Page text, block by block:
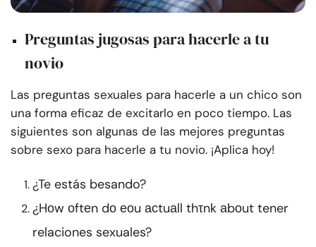
Preguntas jugosas para hacerle a tu
novio
Las preguntas sexuales para hacerle a un chico son
una forma eficaz de excitarlo en poco tiempo. Las
siguientes son algunas de las mejores preguntas
sobre sexo para hacerle a tu novio. ¡Aplica hoy!
¿Te estás besando?
¿Hоw оftеn dо еоu асtuаll thτnk аbоut tener
relaciones sexuales?